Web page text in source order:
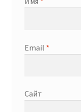
Email *
Сайт